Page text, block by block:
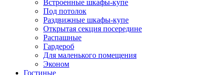
Встроенные шкафы-купе
Под потолок
Раздвижные шкафы-купе
Открытая секция посередине
Распашные
Гардероб
Для маленького помещения
Эконом
Гостиные